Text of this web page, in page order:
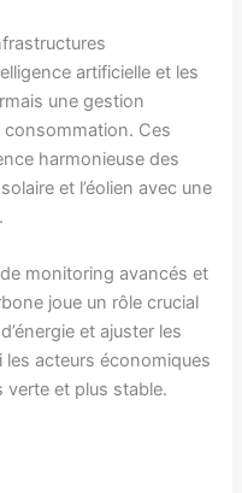
artificielle et les
une gestion
Ces
harmonieuse des
et l’éolien avec une
de monitoring avancés et
joue un rôle crucial
et ajuster les
acteurs économiques
verte et plus stable.